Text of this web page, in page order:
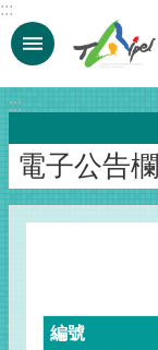
跳到主要內容區塊
:::
:::
電子公告欄